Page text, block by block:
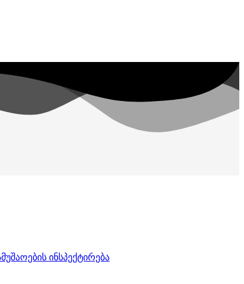
ინსპექტირება